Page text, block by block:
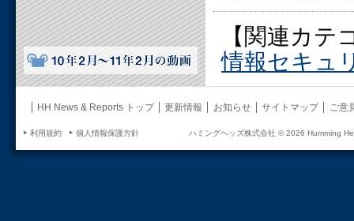
【関連カテ
情報セキュ
HH News & Reports トップ 更新情報 お知らせ サイトマップ ご意
利用規約 個人情報保護方針 ハミングヘッズ株式会社 ©2026 Humming